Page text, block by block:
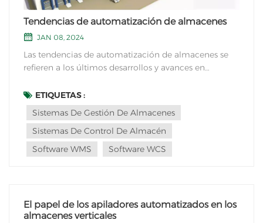
Tendencias de automatización de almacenes
JAN 08, 2024
Las tendencias de automatización de almacenes se
refieren a los últimos desarrollos y avances en
diversos procesos dentro de almacenes y centros de
distribución. Estas tendencias tienen como objetivo
mejorar la ef...
ETIQUETAS :
Sistemas De Gestión De Almacenes
Sistemas De Control De Almacén
Software WMS
Software WCS
El papel de los apiladores automatizados en los
almacenes verticales